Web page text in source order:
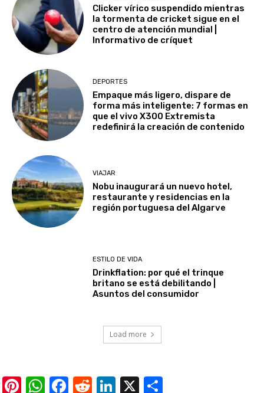
Clicker vírico suspendido mientras
la tormenta de cricket sigue en el
centro de atención mundial |
Informativo de críquet
DEPORTES
Empaque más ligero, dispare de
forma más inteligente: 7 formas en
que el vivo X300 Extremista
redefinirá la creación de contenido
VIAJAR
Nobu inaugurará un nuevo hotel,
restaurante y residencias en la
región portuguesa del Algarve
ESTILO DE VIDA
Drinkflation: por qué el trinque
britano se está debilitando |
Asuntos del consumidor
Load more
Pinterest
WhatsApp
Facebook
RedditLinkedIn
X